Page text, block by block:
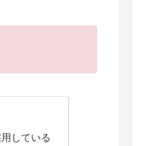
している